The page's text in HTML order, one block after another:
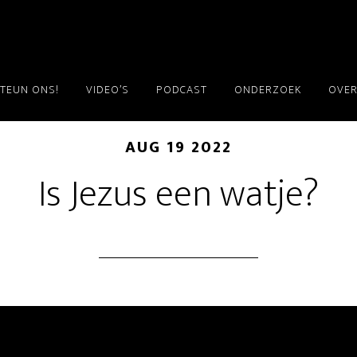
ONS! VIDEO’S PODCAST ONDERZOEK
AUG 19 2022
Is Jezus een watje?